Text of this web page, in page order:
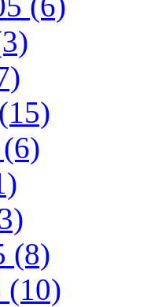
(8)
(10)